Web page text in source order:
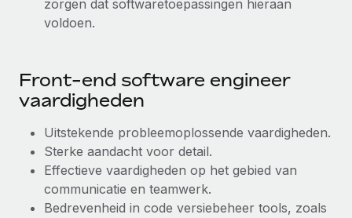
zorgen dat softwaretoepassingen hieraan
voldoen.
Front-end software engineer
vaardigheden
Uitstekende probleemoplossende vaardigheden.
Sterke aandacht voor detail.
Effectieve vaardigheden op het gebied van
communicatie en teamwerk.
Bedrevenheid in code versiebeheer tools, zoals